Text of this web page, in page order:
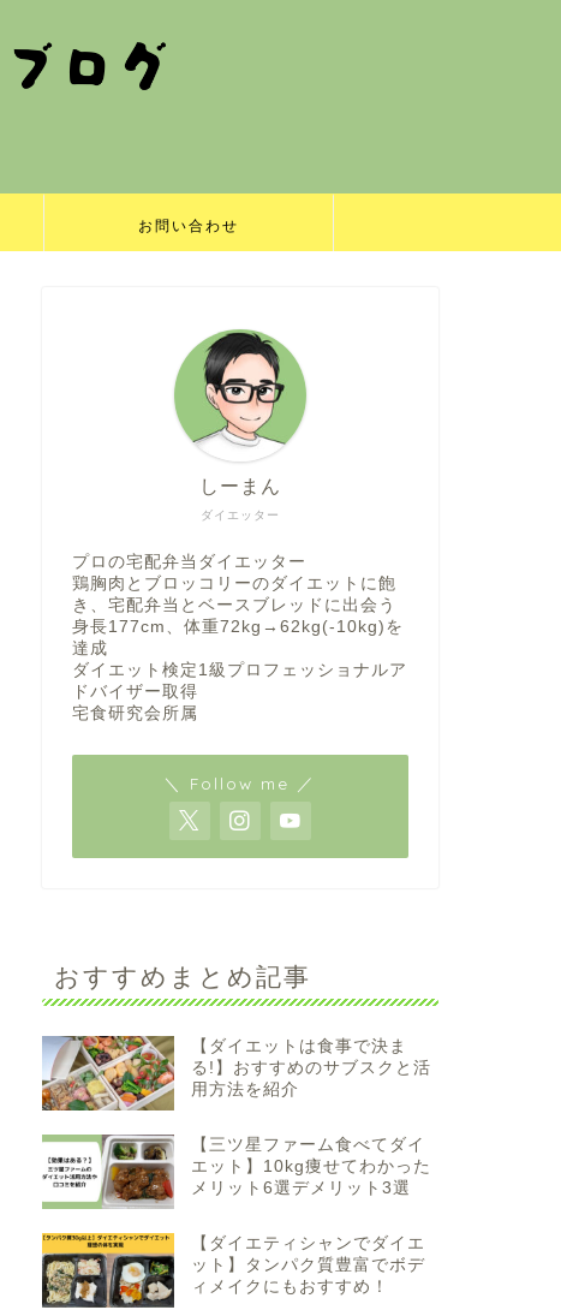
お問い合わせ
ダイエッター
しーまん
プロの宅配弁当ダイエッター
鶏胸肉とブロッコリーのダイエットに飽
き、宅配弁当とベースブレッドに出会う
身長177cm、体重72kg→62kg(-10kg)を
達成
ダイエット検定1級プロフェッショナルア
ドバイザー取得
宅食研究会所属
＼ Follow me ／
おすすめまとめ記事
【ダイエットは食事で決ま
る!】おすすめのサブスクと活
用方法を紹介
【三ツ星ファーム食べてダイ
エット】10kg痩せてわかった
メリット6選デメリット3選
【ダイエティシャンでダイエ
ット】タンパク質豊富でボデ
ィメイクにもおすすめ！